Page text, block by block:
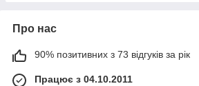
Про нас
90% позитивних з 73 відгуків за рік
Працює з 04.10.2011